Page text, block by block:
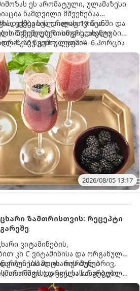
ეს არომატული, ულამაზესი
ნამდვილი მშვენებაა
უქმეების დილისთვის ან
წვეულებებისთვის. ახალი
მჟავე გემო, ლაიმის
არომატი და ცქრიალა ღვინის
საოცრად დახვეწილ და
კოქტეილს.
სულ რაღაც 10 წუთში და
მინიმალური ინგრედიენტები
10 წუთი ულუფა: 4–6 პორცია
2026/08/05 13:17
ზამთრისთვის: რეცეპტი
ვიტამინების,
კი C ვიტამინისა და ორგანული
საბადოა. თერმული
(მოხარშვის) დროს სასარგებლო
დიდი ნაწილი იშლება. ამიტომ,
მოცხარის ბუნებრივ,
არომატს და ყველა სასარგებლო